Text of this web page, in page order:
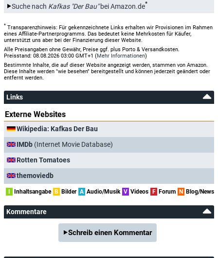
Suche nach Kafkas "Der Bau"bei Amazon.de*
* Transparenzhinweis: Für gekennzeichnete Links erhalten wir Provisionen im Rahmen
eines Affiliate-Partnerprogramms. Das bedeutet keine Mehrkosten für Käufer,
unterstützt uns aber bei der Finanzierung dieser Website.
Alle Preisangaben ohne Gewähr, Preise ggf. plus Porto & Versandkosten.
Preisstand: 08.08.2026 03:00 GMT+1 (Mehr Informationen)
Bestimmte Inhalte, die auf dieser Website angezeigt werden, stammen von Amazon.
Diese Inhalte werden "wie besehen" bereitgestellt und können jederzeit geändert oder
entfernt werden.
Links
Externe Websites
Wikipedia: Kafkas Der Bau
IMDb (Internet Movie Database)
Rotten Tomatoes
themoviedb
I Inhaltsangabe B Bilder A Audio/Musik V Videos F Forum N Blog/News
Kommentare
Schreib einen Kommentar